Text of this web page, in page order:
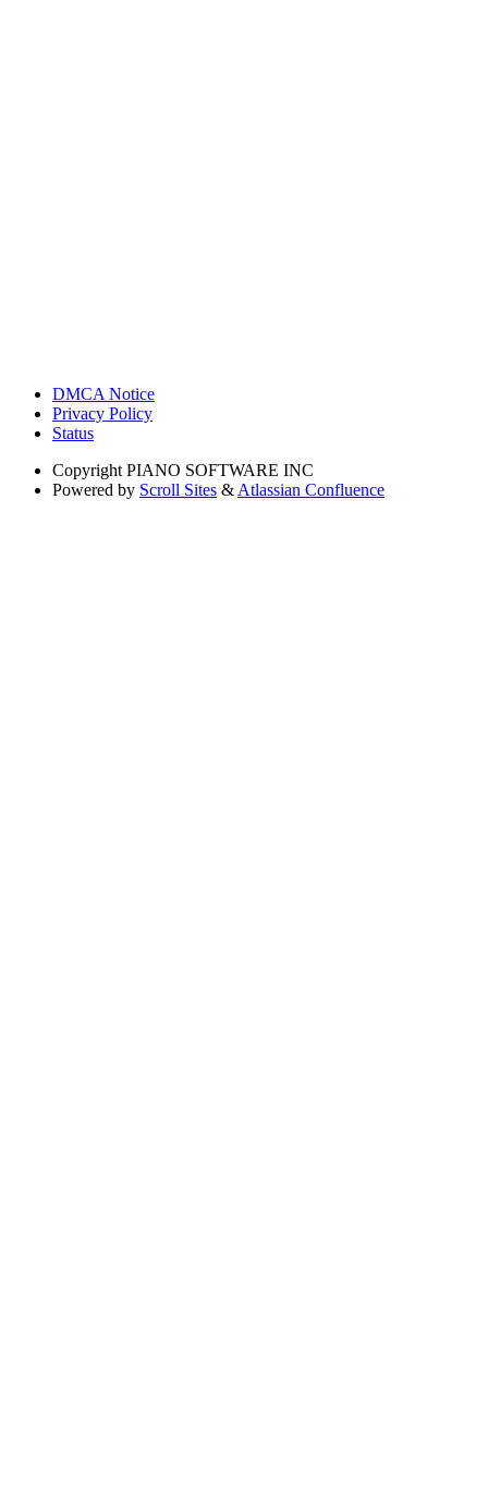
DMCA Notice
Privacy Policy
Status
Copyright PIANO SOFTWARE INC
Powered by Scroll Sites & Atlassian Confluence